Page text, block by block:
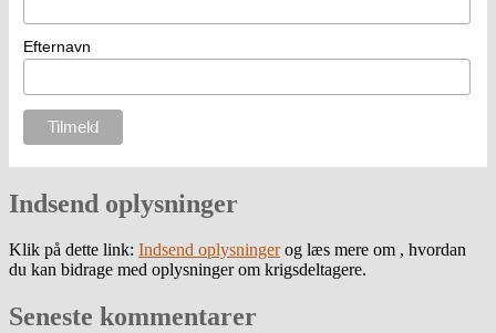
Efternavn
Indsend oplysninger
Klik på dette link: Indsend oplysningerog læs mere om , hvordan
du kan bidrage med oplysninger om krigsdeltagere.
Seneste kommentarer